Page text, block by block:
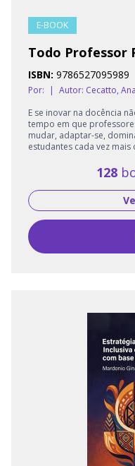
E-BOOK
Todo Professor
ISBN: 9786527095989
Por: | Autor: Cecatto,
E se inovar na docência
tempo em que
mudar, adaptar-se,
estudantes cada vez mais
128